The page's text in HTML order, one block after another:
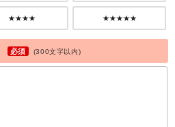
★★★★ ★★★★★
必須 (300文字以内)